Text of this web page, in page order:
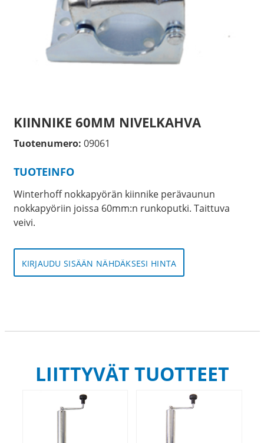
KIINNIKE 60MM NIVELKAHVA
Tuotenumero: 09061
TUOTEINFO
Winterhoff nokkapyörän kiinnike perävaunun
nokkapyöriin joissa 60mm:n runkoputki. Taittuva
veivi.
KIRJAUDU SISÄÄN NÄHDÄKSESI HINTA
LIITTYVÄT TUOTTEET